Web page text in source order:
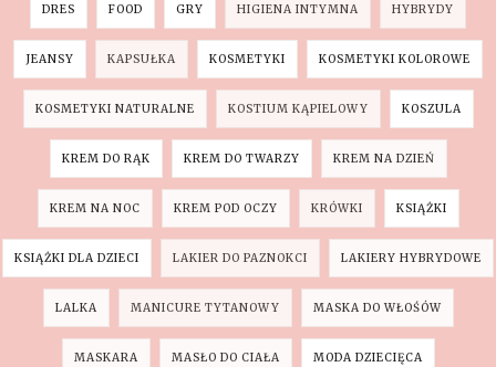
DRES FOOD GRY HIGIENA INTYMNA HYBRYDY
JEANSY KAPSUŁKA KOSMETYKI KOSMETYKI KOLOROWE
KOSMETYKI NATURALNE KOSTIUM KĄPIELOWY KOSZULA
KREM DO RĄK KREM DO TWARZY KREM NA DZIEŃ
KREM NA NOC KREM POD OCZY KRÓWKI KSIĄŻKI
KSIĄŻKI DLA DZIECI LAKIER DO PAZNOKCI LAKIERY HYBRYDOWE
LALKA MANICURE TYTANOWY MASKA DO WŁOŚÓW
MASKARA MASŁO DO CIAŁA MODA DZIECIĘCA